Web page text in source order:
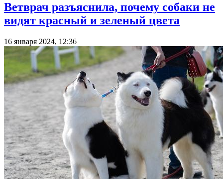
Ветврач разъяснила, почему собаки не
видят красный и зеленый цвета
16 января 2024, 12:36